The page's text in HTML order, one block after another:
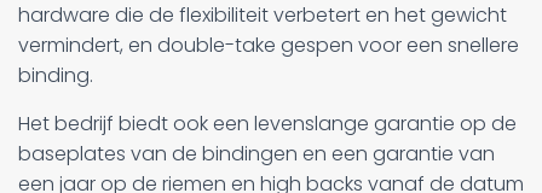
hardware die de flexibiliteit verbetert en het gewicht
vermindert, en double-take gespen voor een snellere
binding.
Het bedrijf biedt ook een levenslange garantie op de
baseplates van de bindingen en een garantie van
een jaar op de riemen en high backs vanaf de datum